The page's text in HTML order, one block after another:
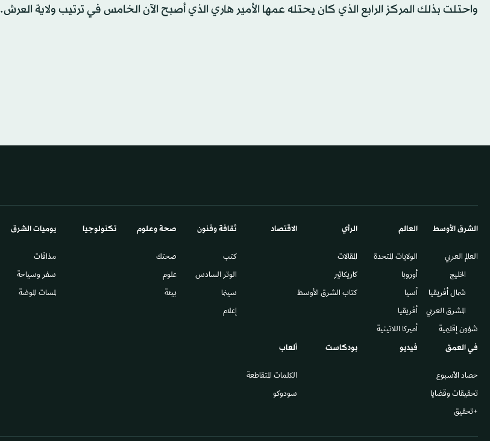
واحتلت بذلك المركز الرابع الذي كان يحتله عمها الأمير هاري الذي أصبح الآن الخامس في ترتيب ولاية العرش.
الشرق الأوسط​
العالم العربي
الخليج
شمال أفريقيا
المشرق العربي
شؤون إقليمية
العالم
الولايات المتحدة
أوروبا
آسيا
أفريقيا
أميركا اللاتينية
الرأي
المقالات
كاريكاتير
كتاب الشرق الأوسط
الاقتصاد ثقافة وفنون
كتب
الوتر السادس​
سينما
إعلام
صحة وعلوم
صحتك
علوم
بيئة
تكنولوجيا يوميات الشرق​
مذاقات
سفر وسياحة
لمسات الموضة
في العمق
حصاد الأسبوع
تحقيقات وقضايا
+تحقيق
فيديو بودكاست ألعاب
الكلمات المتقاطعة
سودوكو